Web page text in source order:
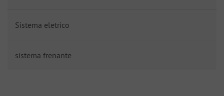
Sistema eletrico
sistema frenante